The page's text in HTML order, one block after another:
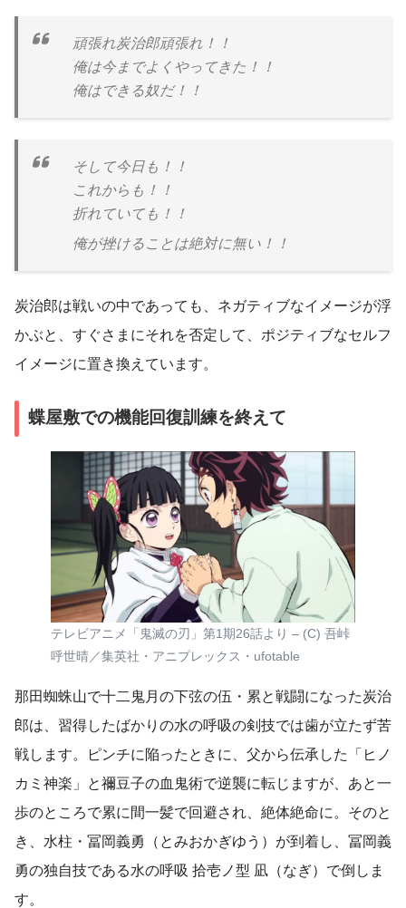
頑張れ炭治郎頑張れ！！
俺は今までよくやってきた！！
俺はできる奴だ！！
そして今日も！！
これからも！！
折れていても！！
俺が挫けることは絶対に無い！！
炭治郎は戦いの中であっても、ネガティブなイメージが浮
かぶと、すぐさまにそれを否定して、ポジティブなセルフ
イメージに置き換えています。
蝶屋敷での機能回復訓練を終えて
テレビアニメ「鬼滅の刃」第1期26話より – (C) 吾峠
呼世晴／集英社・アニプレックス・ufotable
那田蜘蛛山で十二鬼月の下弦の伍・累と戦闘になった炭治
郎は、習得したばかりの水の呼吸の剣技では歯が立たず苦
戦します。ピンチに陥ったときに、父から伝承した「ヒノ
カミ神楽」と禰豆子の血鬼術で逆襲に転じますが、あと一
歩のところで累に間一髪で回避され、絶体絶命に。そのと
き、水柱・冨岡義勇（とみおかぎゆう）が到着し、冨岡義
勇の独自技である水の呼吸 拾壱ノ型 凪（なぎ）で倒しま
す。